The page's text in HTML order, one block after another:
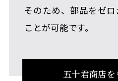
そのため、部品をゼ
ことが可能です。
五十君商店を